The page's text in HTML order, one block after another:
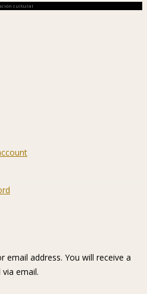
cultural
email address. You will receive a
email.